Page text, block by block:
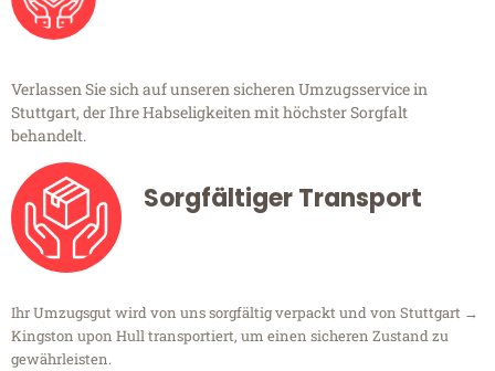
Verlassen Sie sich auf unseren sicheren Umzugsservice in
Stuttgart, der Ihre Habseligkeiten mit höchster Sorgfalt
behandelt.
Sorgfältiger Transport
Ihr Umzugsgut wird von uns sorgfältig verpackt und von Stuttgart →
Kingston upon Hull transportiert, um einen sicheren Zustand zu
gewährleisten.